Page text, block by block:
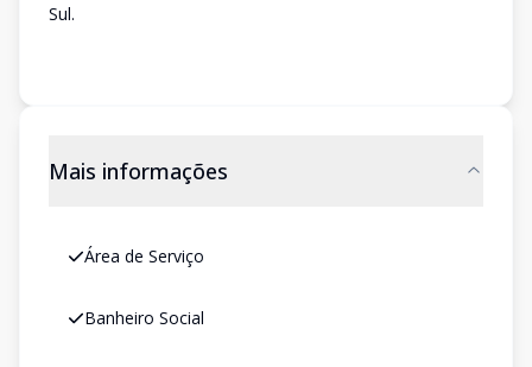
Sul.
Mais informações
Área de Serviço
Banheiro Social